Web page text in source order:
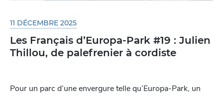
11 DÉCEMBRE 2025
Les Français d’Europa-Park #19 : Julien
Thillou, de palefrenier à cordiste
Pour un parc d’une envergure telle qu’Europa-Park, un